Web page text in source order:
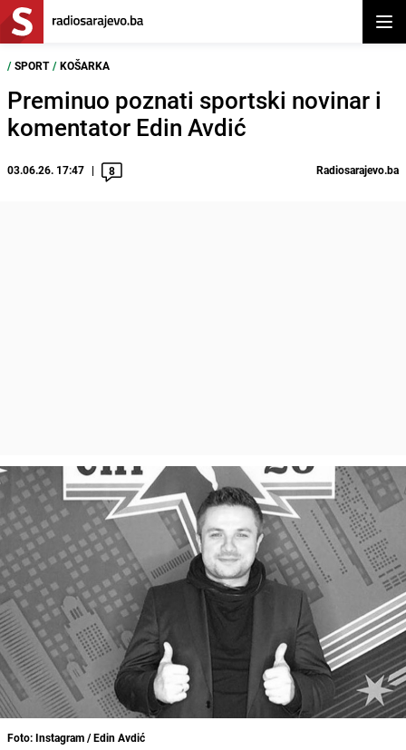
/ SPORT / KOŠARKA
Preminuo poznati sportski novinar i
komentator Edin Avdić
03.06.26. 17:47 8 Radiosarajevo.ba
Foto: Instagram / Edin Avdić